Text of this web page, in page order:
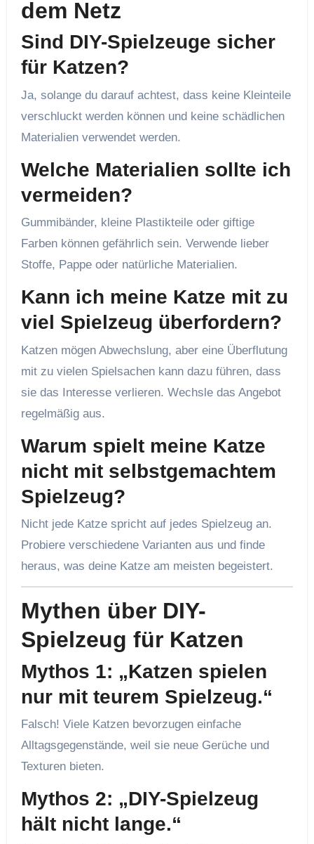
dem Netz
Sind DIY-Spielzeuge sicher
für Katzen?
Ja, solange du darauf achtest, dass keine Kleinteile
verschluckt werden können und keine schädlichen
Materialien verwendet werden.
Welche Materialien sollte ich
vermeiden?
Gummibänder, kleine Plastikteile oder giftige
Farben können gefährlich sein. Verwende lieber
Stoffe, Pappe oder natürliche Materialien.
Kann ich meine Katze mit zu
viel Spielzeug überfordern?
Katzen mögen Abwechslung, aber eine Überflutung
mit zu vielen Spielsachen kann dazu führen, dass
sie das Interesse verlieren. Wechsle das Angebot
regelmäßig aus.
Warum spielt meine Katze
nicht mit selbstgemachtem
Spielzeug?
Nicht jede Katze spricht auf jedes Spielzeug an.
Probiere verschiedene Varianten aus und finde
heraus, was deine Katze am meisten begeistert.
Mythen über DIY-
Spielzeug für Katzen
Mythos 1: „Katzen spielen
nur mit teurem Spielzeug.“
Falsch! Viele Katzen bevorzugen einfache
Alltagsgegenstände, weil sie neue Gerüche und
Texturen bieten.
Mythos 2: „DIY-Spielzeug
hält nicht lange.“